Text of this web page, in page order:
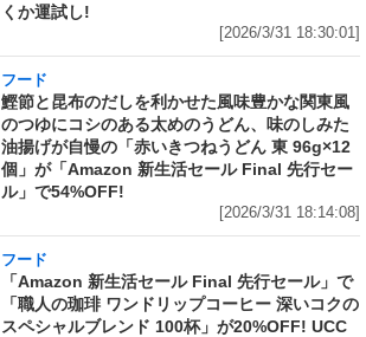
くか運試し!
[2026/3/31 18:30:01]
フード
鰹節と昆布のだしを利かせた風味豊かな関東風
のつゆにコシのある太めのうどん、味のしみた
油揚げが自慢の「赤いきつねうどん 東 96g×12
個」が「Amazon 新生活セール Final 先行セー
ル」で54%OFF!
[2026/3/31 18:14:08]
フード
「Amazon 新生活セール Final 先行セール」で
「職人の珈琲 ワンドリップコーヒー 深いコクの
スペシャルブレンド 100杯」が20%OFF! UCC